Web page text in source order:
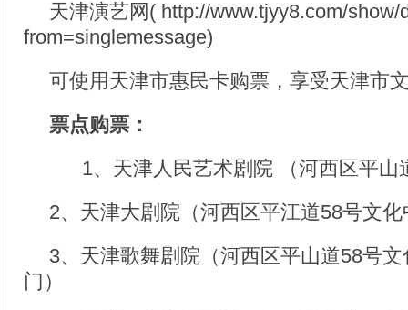
天津演艺网( http://www.tjyy8.com/show/
from=singlemessage)
可使用天津市惠民卡购票，享受天津市
票点购票：
1、天津人民艺术剧院 （河西区平山
2、天津大剧院（河西区平江道58号文
3、天津歌舞剧院（河西区平山道58号
门）